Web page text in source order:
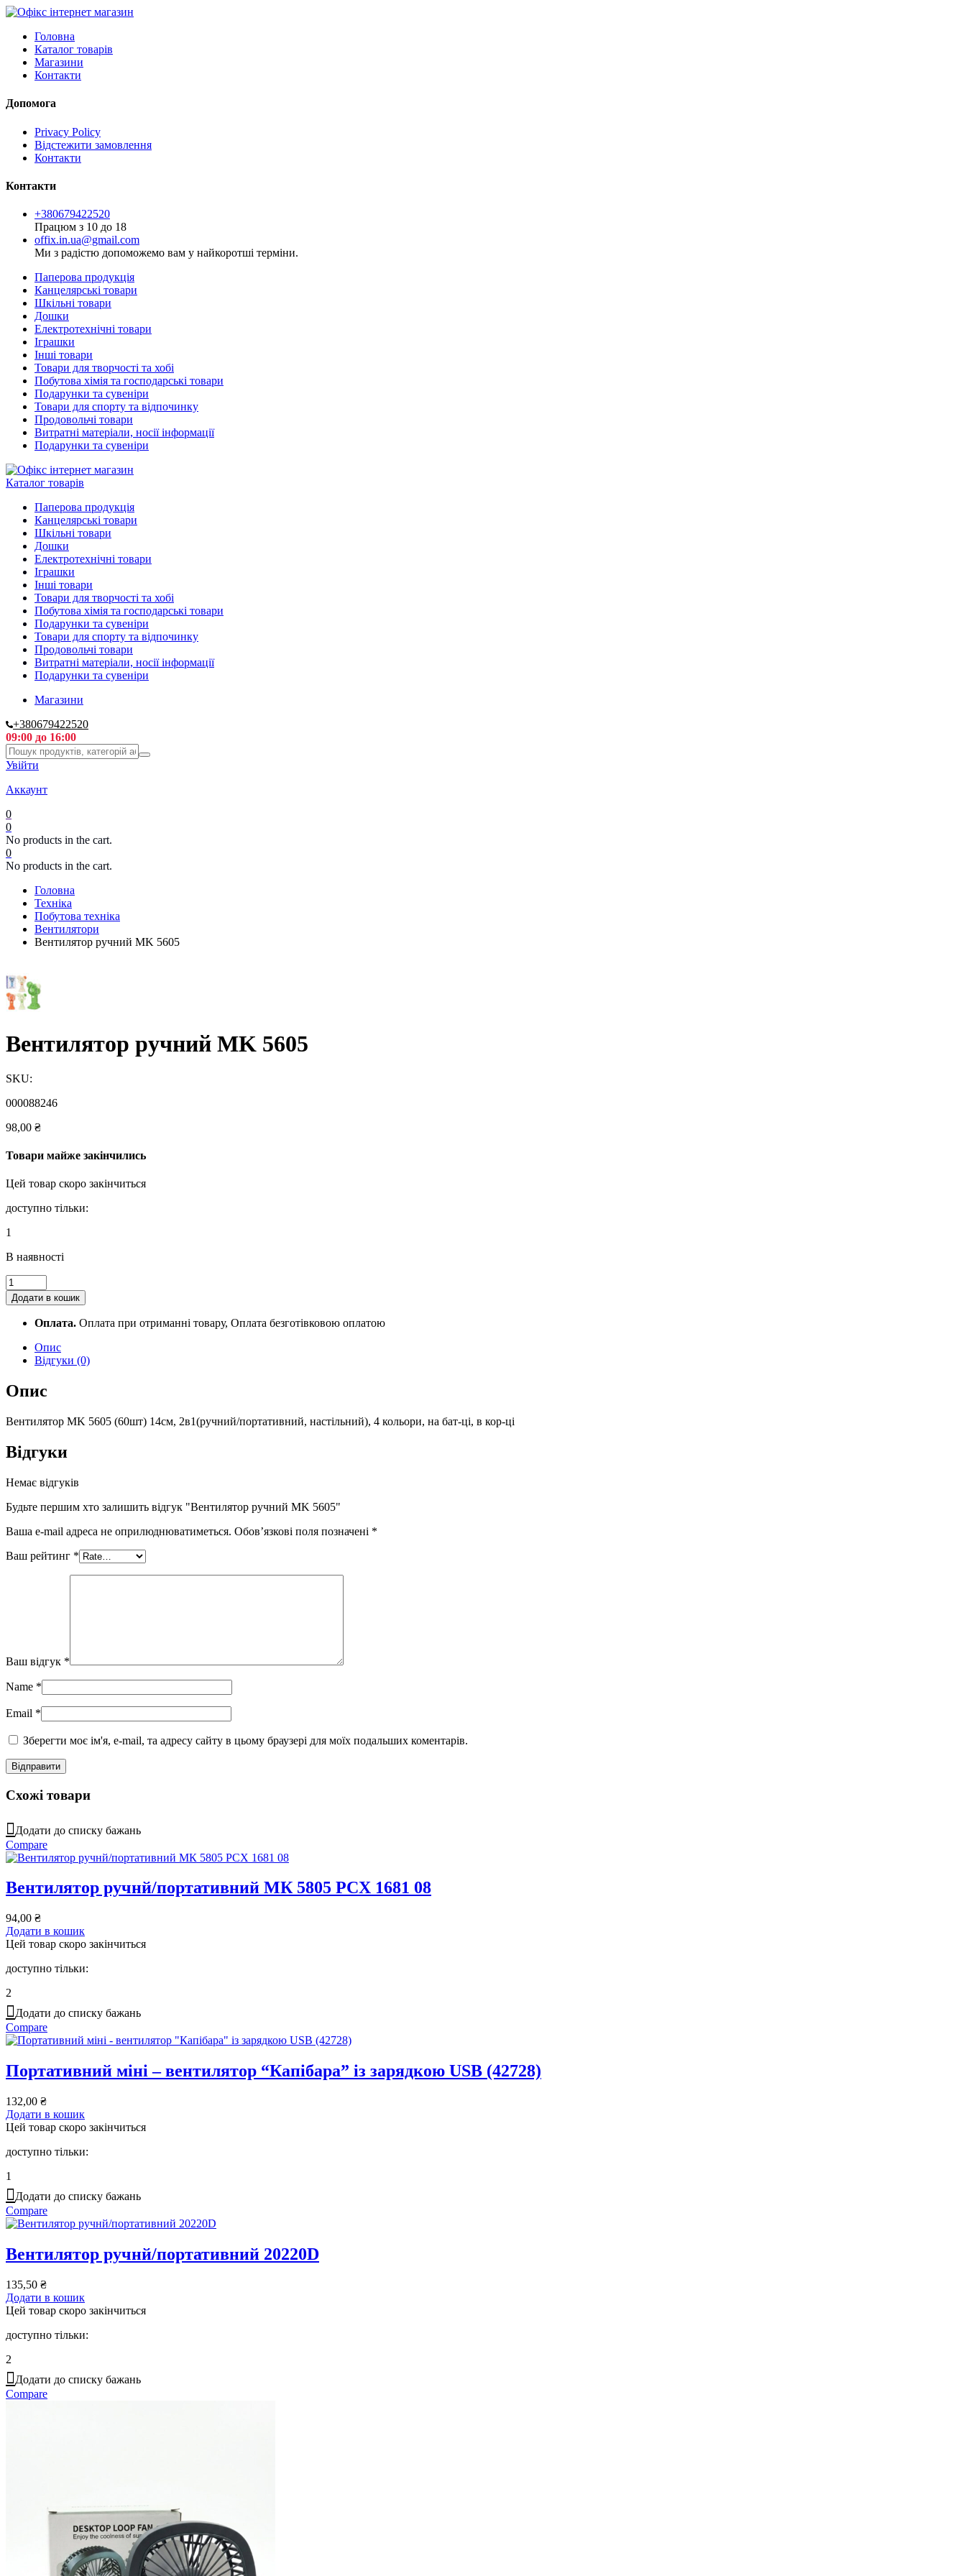
Головна
Каталог товарів
Магазини
Контакти
Допомога
Privacy Policy
Відстежити замовлення
Контакти
Контакти
+380679422520
Працюм з 10 до 18
offix.in.ua@gmail.com
Ми з радістю допоможемо вам у найкоротші терміни.
Паперова продукція
Канцелярські товари
Шкільні товари
Дошки
Електротехнічні товари
Іграшки
Інші товари
Товари для творчості та хобі
Побутова хімія та господарські товари
Подарунки та сувеніри
Товари для спорту та відпочинку
Продовольчі товари
Витратні матеріали, носії інформації
Подарунки та сувеніри
Каталог товарів
Паперова продукція
Канцелярські товари
Шкільні товари
Дошки
Електротехнічні товари
Іграшки
Інші товари
Товари для творчості та хобі
Побутова хімія та господарські товари
Подарунки та сувеніри
Товари для спорту та відпочинку
Продовольчі товари
Витратні матеріали, носії інформації
Подарунки та сувеніри
Магазини
+380679422520
09:00 до 16:00
Увійти
Аккаунт
0
0
No products in the cart.
0
No products in the cart.
Головна
Техніка
Побутова техніка
Вентилятори
Вентилятор ручний MK 5605
Вентилятор ручний MK 5605
SKU:
000088246
98,00 ₴
Товари майже закінчились
Цей товар скоро закінчиться
доступно тільки:
1
В наявності
Вентилятор
ручний
MK
5605
Додати в кошик
Оплата. Оплата при отриманні товару, Оплата безготівковою оплатою
Опис
Відгуки (0)
Опис
Вентилятор MK 5605 (60шт) 14см, 2в1(ручний/портативний, настільний), 4 кольори, на бат-ці, в кор-ці
Відгуки
Немає відгуків
Будьте першим хто залишить відгук "Вентилятор ручний MK 5605"
Ваша e-mail адреса не оприлюднюватиметься. Обов’язкові поля позначені *
Ваш рейтинг *
Ваш відгук *
Name *
Email *
Зберегти моє ім'я, e-mail, та адресу сайту в цьому браузері для моїх подальших коментарів.
Схожі товари
Додати до списку бажань
Compare
Вентилятор ручнй/портативний МК 5805 PCX 1681 08
94,00 ₴
Додати в кошик
Цей товар скоро закінчиться
доступно тільки:
2
Додати до списку бажань
Compare
Портативний міні – вентилятор “Капібара” із зарядкою USB (42728)
132,00 ₴
Додати в кошик
Цей товар скоро закінчиться
доступно тільки:
1
Додати до списку бажань
Compare
Вентилятор ручнй/портативний 20220D
135,50 ₴
Додати в кошик
Цей товар скоро закінчиться
доступно тільки:
2
Додати до списку бажань
Compare